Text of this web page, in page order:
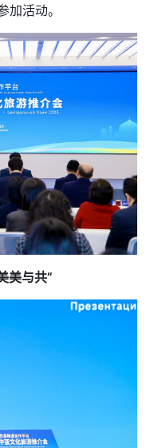
活动。
美与共”